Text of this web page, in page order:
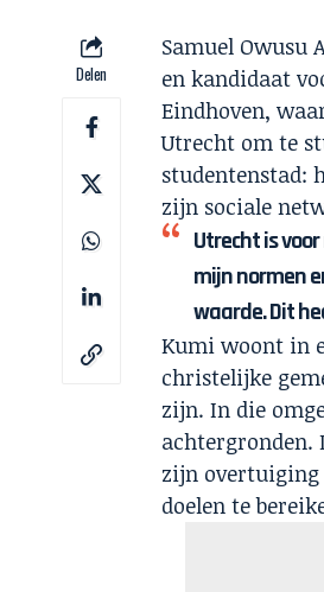
Delen
Samuel Owusu
en kandidaat
Eindhoven,
Utrecht om te
studentenstad:
zijn sociale
Utrecht is
mijn normen
waarde. Dit
Kumi woont in
christelijke
zijn. In die
achtergronden.
zijn overtuiging
doelen te